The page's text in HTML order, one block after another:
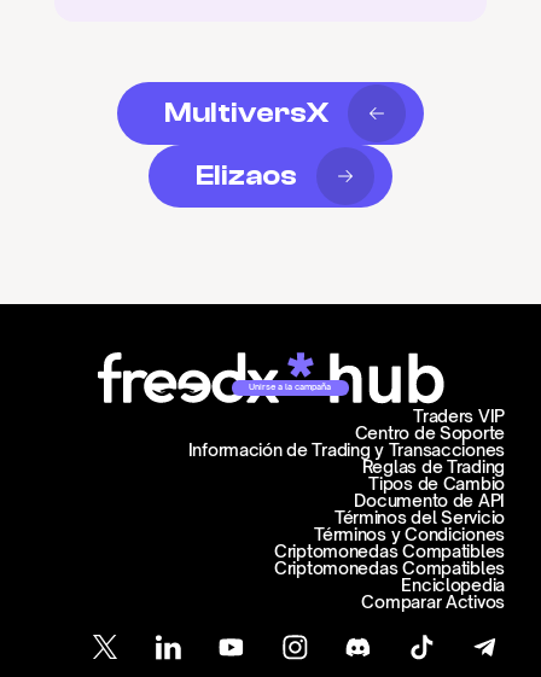
MultiversX
Elizaos
Unirse a la campaña
Centro de Soporte
Información de Trading y Transacciones
Traders VIP
Reglas de Trading
Tipos de Cambio
Documento de API
Términos del Servicio
Términos y Condiciones
Criptomonedas Compatibles
Criptomonedas Compatibles
Enciclopedia
Comparar Activos